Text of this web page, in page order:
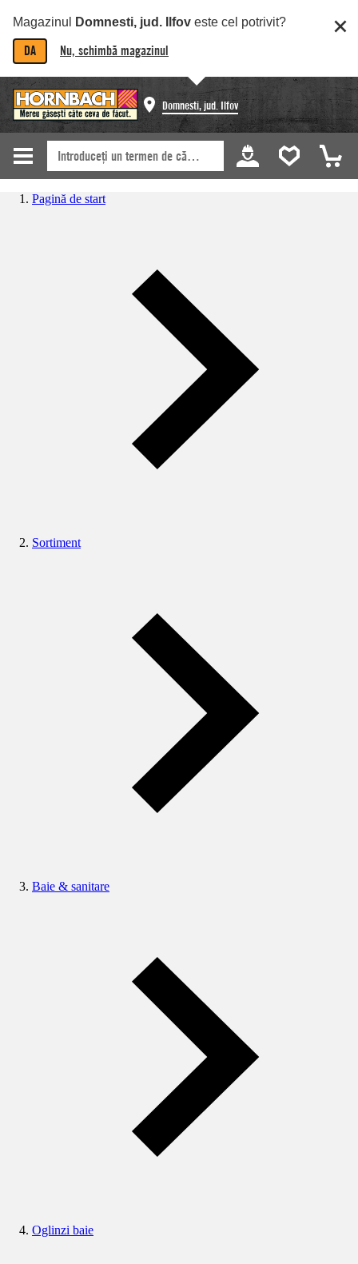
Magazinul Domnesti, jud. Ilfov este cel potrivit?
DA Nu, schimbă magazinul
Domnesti, jud. Ilfov
Pagină de start
Sortiment
Baie & sanitare
Oglinzi baie